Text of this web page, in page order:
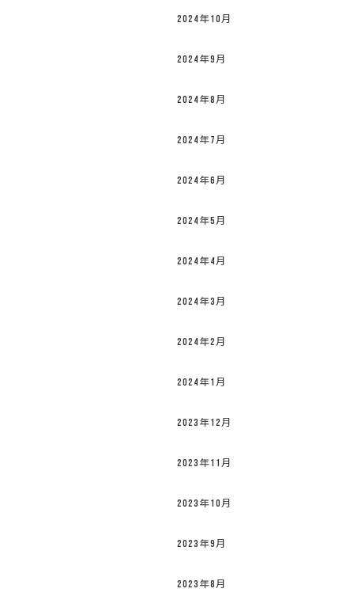
2024年10月
2024年9月
2024年8月
2024年7月
2024年6月
2024年5月
2024年4月
2024年3月
2024年2月
2024年1月
2023年12月
2023年11月
2023年10月
2023年9月
2023年8月